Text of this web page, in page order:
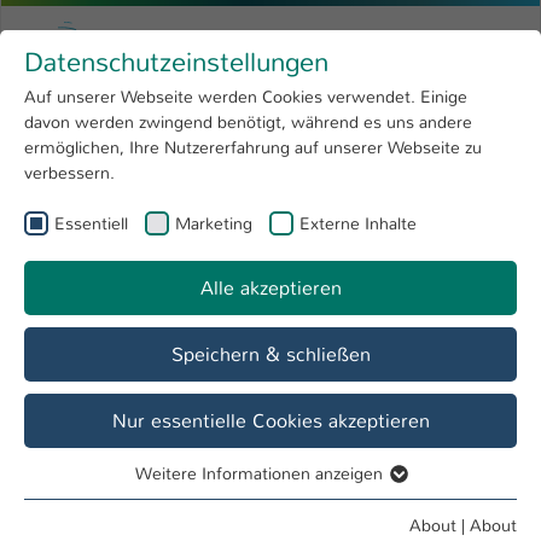
Menu
Research 4
Open submenu
University
International
Skip to main content
University of Applied Sciences
You are here:
Prospective students
Department
Overview Prospective students Students
Open Campus 2023
Show larger version
Datenschutzeinstellungen
Auf unserer Webseite werden Cookies verwendet. Einige
davon werden zwingend benötigt, während es uns andere
ermöglichen, Ihre Nutzererfahrung auf unserer Webseite zu
verbessern.
Essentiell Marketing Externe Inhalte
Alle akzeptieren
Speichern & schließen
Nur essentielle Cookies akzeptieren
Essentielle Cookies werden für grundlegende Funktionen
Weitere Informationen anzeigen
About | About